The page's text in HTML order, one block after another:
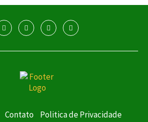
Contato Politica de Privacidade